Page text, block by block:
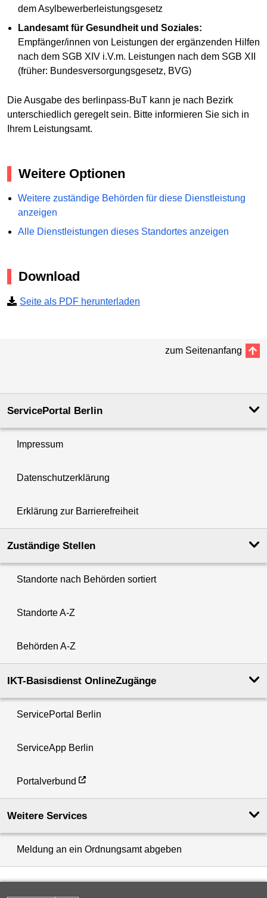
dem Asylbewerberleistungsgesetz
Landesamt für Gesundheit und Soziales:
Empfänger/innen von Leistungen der ergänzenden Hilfen
nach dem SGB XIV i.V.m. Leistungen nach dem SGB XII
(früher: Bundesversorgungsgesetz, BVG)
Die Ausgabe des berlinpass-BuT kann je nach Bezirk
unterschiedlich geregelt sein. Bitte informieren Sie sich in
Ihrem Leistungsamt.
Weitere Optionen
Weitere zuständige Behörden für diese Dienstleistung
anzeigen
Alle Dienstleistungen dieses Standortes anzeigen
Download
Seite als PDF herunterladen
zum Seitenanfang
ServicePortal Berlin
Impressum
Datenschutzerklärung
Erklärung zur Barrierefreiheit
Zuständige Stellen
Standorte nach Behörden sortiert
Standorte A-Z
Behörden A-Z
IKT-Basisdienst OnlineZugänge
ServicePortal Berlin
ServiceApp Berlin
Portalverbund
Weitere Services
Meldung an ein Ordnungsamt abgeben